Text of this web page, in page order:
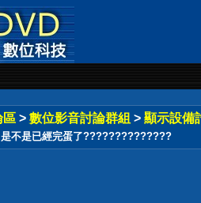
區 > 數位影音討論群組 > 顯示設備
不是已經完蛋了??????????????